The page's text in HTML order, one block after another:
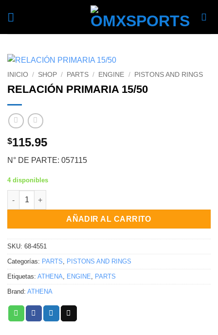
INICIO / SHOP / PARTS / ENGINE / PISTONS AND RINGS
RELACIÓN PRIMARIA 15/50
$115.95
N° DE PARTE: 057115
4 disponibles
RELACIÓN PRIMARIA 15/50 cantidad
AÑADIR AL CARRITO
SKU: 68-4551
Categorías: PARTS, PISTONS AND RINGS
Etiquetas: ATHENA, ENGINE, PARTS
Brand: ATHENA